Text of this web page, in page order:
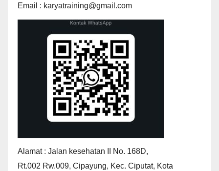
Email : karyatraining@gmail.com
Alamat : Jalan kesehatan II No. 168D,
Rt.002 Rw.009, Cipayung, Kec. Ciputat, Kota